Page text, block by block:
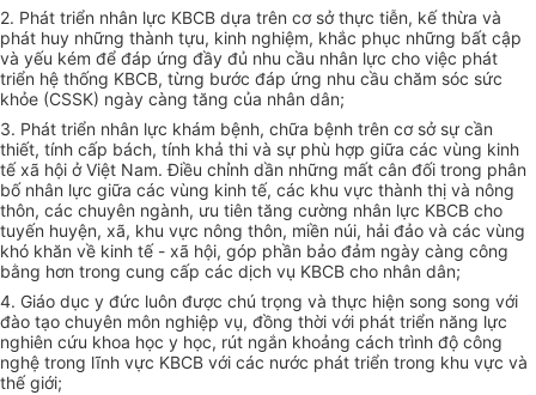
2. Phát triển nhân lực KBCB dựa trên cơ sở thực tiễn, kế thừa và
phát huy những thành tựu, kinh nghiệm, khắc phục những bất cập
và yếu kém để đáp ứng đầy đủ nhu cầu nhân lực cho việc phát
triển hệ thống KBCB, từng bước đáp ứng nhu cầu chăm sóc sức
khỏe (CSSK) ngày càng tăng của nhân dân;
3. Phát triển nhân lực khám bệnh, chữa bệnh trên cơ sở sự cần
thiết, tính cấp bách, tính khả thi và sự phù hợp giữa các vùng kinh
tế xã hội ở Việt Nam. Điều chỉnh dần những mất cân đối trong phân
bố nhân lực giữa các vùng kinh tế, các khu vực thành thị và nông
thôn, các chuyên ngành, ưu tiên tăng cường nhân lực KBCB cho
tuyến huyện, xã, khu vực nông thôn, miền núi, hải đảo và các vùng
khó khăn về kinh tế - xã hội, góp phần bảo đảm ngày càng công
bằng hơn trong cung cấp các dịch vụ KBCB cho nhân dân;
4. Giáo dục y đức luôn được chú trọng và thực hiện song song với
đào tạo chuyên môn nghiệp vụ, đồng thời với phát triển năng lực
nghiên cứu khoa học y học, rút ngắn khoảng cách trình độ công
nghệ trong lĩnh vực KBCB với các nước phát triển trong khu vực và
thế giới;